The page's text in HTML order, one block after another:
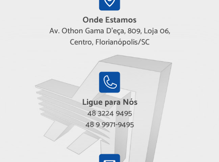
Onde Estamos
Av. Othon Gama D'eça, 809, Loja 06,
Centro, Florianópolis/SC
Ligue para Nós
48 3224 9495
48 9 9971-9495